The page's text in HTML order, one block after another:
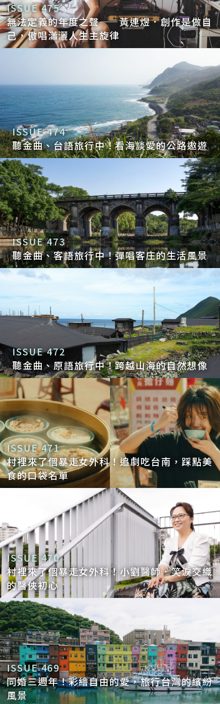
ISSUE 475
無法定義的年度之聲——黃連煜．創作是做自
己，傲唱瀟灑人生主旋律
ISSUE 474
聽金曲、台語旅行中！看海談愛的公路遨遊
ISSUE 473
聽金曲、客語旅行中！彈唱客庄的生活風景
ISSUE 472
聽金曲、原語旅行中！跨越山海的自然想像
ISSUE 471
村裡來了個暴走女外科！追劇吃台南，踩點美
食的口袋名單
ISSUE 470
村裡來了個暴走女外科！小劉醫師．笑淚交織
的醫俠初心
ISSUE 469
同婚三週年！彩繪自由的愛，旅行台灣的繽紛
風景